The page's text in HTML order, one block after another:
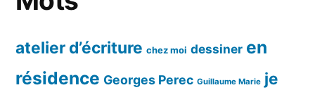
atelier d’écriture chez moi dessiner en
résidence Georges Perec Guillaume Marie je